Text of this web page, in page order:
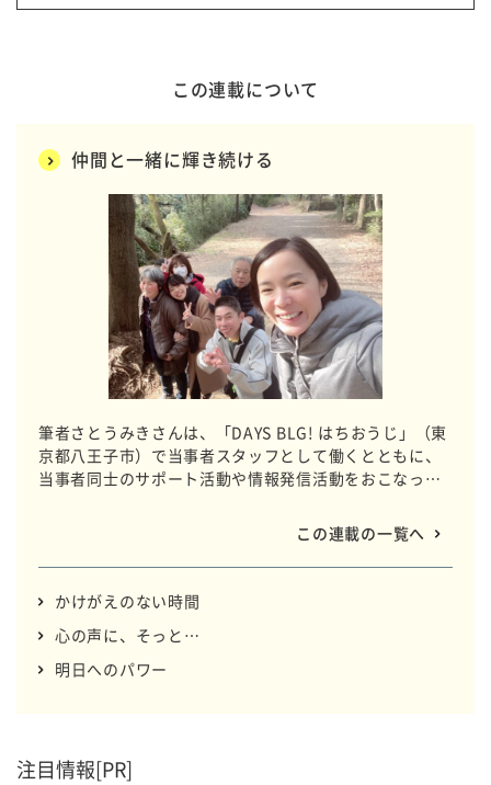
この連載について
仲間と一緒に輝き続ける
筆者さとうみきさんは、「DAYS BLG! はちおうじ」（東
京都八王子市）で当事者スタッフとして働くとともに、
当事者同士のサポート活動や情報発信活動をおこなって
で、みきさんの心に行き交う思いを言葉で綴ります。
この連載の一覧へ
かけがえのない時間
心の声に、そっと…
明日へのパワー
注目情報[PR]